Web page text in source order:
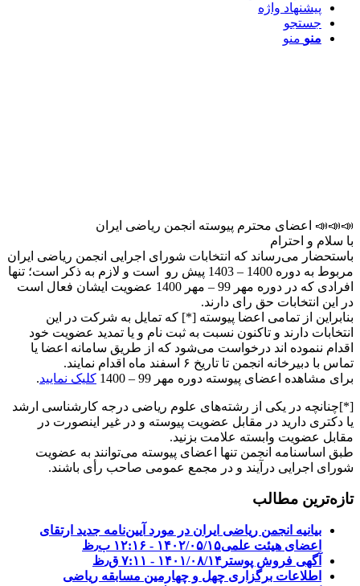
پیشنهاد واژه
جستجو
منو منو
📣📣📣 اعضای محترم پیوسته انجمن ریاضی ایران
با سلام و احترام
باستحضار می‌رساند که انتخابات شورای اجرایی انجمن ریاضی ایران
مربوط به دوره 1400 – 1403 پیش رو است و لازم به ذکر است؛ تنها
افرادی که در دوره مهر 99 – مهر 1400 عضویت ایشان فعال است
در این انتخابات حق رای دارند.
بنابراین از تمامی اعضا پیوسته [*] که تمایل به شرکت در این
انتخابات دارند و تاکنون نسبت به ثبت نام و یا تمدید عضویت خود
اقدام ننموده اند درخواست می‌شود که از طریق سامانه اعضا یا
تماس با دبیرخانه انجمن تا تاریخ ۶ اسفند ماه اقدام نمایند.
برای مشاهده اعضای پیوسته دوره مهر 99 – 1400
کلیک نمایید.
[*]چنانچه در یکی از رشته‌های علوم ریاضی درجه کارشناسی ارشد
یا دکتری دارید در مقابل عضویت پیوسته و در غیر اینصورت در
مقابل عضویت وابسته علامت بزنید.
طبق اساسنامه انجمن تنها اعضای پیوسته می‌توانند به عضویت
شورای اجرایی درآیند و در مجمع عمومی صاحب رأی باشند.
تازه‌ترین مطالب
بیانیه انجمن ریاضی ایران در مورد آیین‌نامه جدید ارتقای
اعضای هیئت علمی۱۴۰۲/۰۵/۱۵ - ۱۲:۱۶ ب٫ظ
آگهی فروش پوستر ۱۴۰۱/۰۸/۱۴ - ۷:۱۱ ق٫ظ
اطلاعات برگزاری چهل و چهارمین مسابقه ریاضی